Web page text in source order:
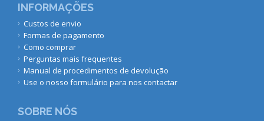
INFORMAÇÕES
Custos de envio
Formas de pagamento
Como comprar
Perguntas mais frequentes
Manual de procedimentos de devolução
Use o nosso formulário para nos contactar
SOBRE NÓS